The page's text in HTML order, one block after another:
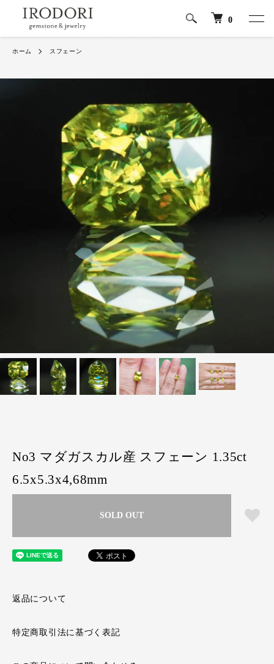
0
ホーム スフェーン
No3 マダガスカル産 スフェーン 1.35ct
6.5x5.3x4,68mm
SOLD OUT
返品について
特定商取引法に基づく表記